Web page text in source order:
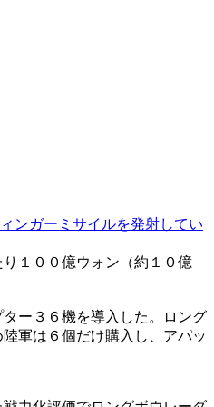
ンガーミサイルを発射してい
１００億ウォン（約１０億
ー３６機を導入した。ロング
軍は６個だけ購入し、アパッ